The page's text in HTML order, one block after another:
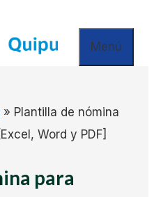
Menú
» Plantilla de nómina
Word y PDF]
para